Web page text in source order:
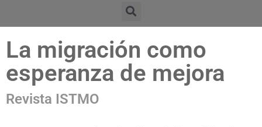
La migración como
esperanza de mejora
Revista ISTMO